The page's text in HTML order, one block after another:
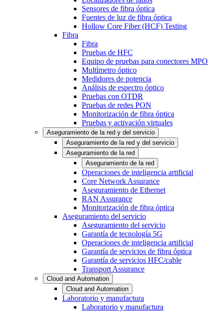
Sensores de fibra óptica
Fuentes de luz de fibra óptica
Hollow Core Fiber (HCF) Testing
Fibra
Fibra
Pruebas de HFC
Equipo de pruebas para conectores MPO
Multímetro óptico
Medidores de potencia
Análisis de espectro óptico
Pruebas con OTDR
Pruebas de redes PON
Monitorización de fibra óptica
Pruebas y activación virtuales
Aseguramiento de la red y del servicio
Aseguramiento de la red y del servicio
Aseguramiento de la red
Aseguramiento de la red
Operaciones de inteligencia artificial
Core Network Assurance
Aseguramiento de Ethernet
RAN Assurance
Monitorización de fibra óptica
Aseguramiento del servicio
Aseguramiento del servicio
Garantía de tecnología 5G
Operaciones de inteligencia artificial
Garantía de servicios de fibra óptica
Garantía de servicios HFC/cable
Transport Assurance
Cloud and Automation
Cloud and Automation
Laboratorio y manufactura
Laboratorio y manufactura